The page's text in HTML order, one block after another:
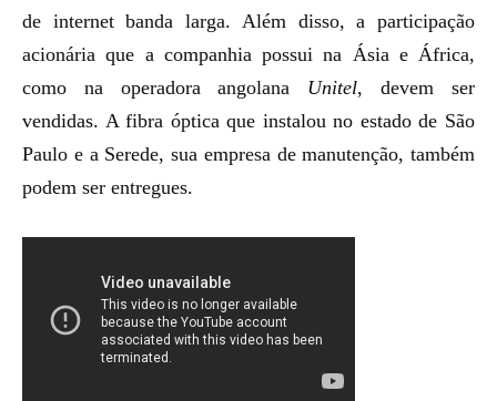
de internet banda larga. Além disso, a participação
acionária que a companhia possui na Ásia e África,
como na operadora angolana Unitel, devem ser
vendidas. A fibra óptica que instalou no estado de São
Paulo e a Serede, sua empresa de manutenção, também
podem ser entregues.